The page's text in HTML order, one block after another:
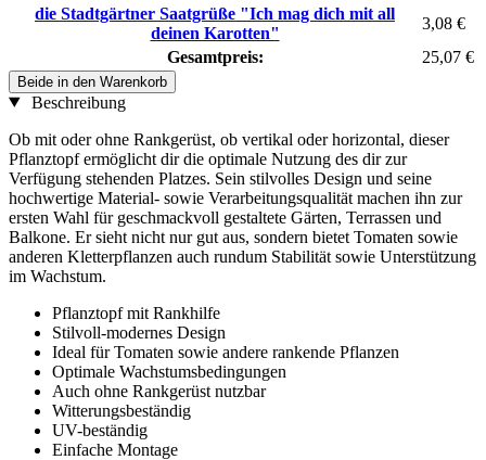
die Stadtgärtner Saatgrüße "Ich mag dich mit all
deinen Karotten"
3,08 €
Gesamtpreis:
25,07 €
Beide in den Warenkorb
Beschreibung
Ob mit oder ohne Rankgerüst, ob vertikal oder horizontal, dieser
Pflanztopf ermöglicht dir die optimale Nutzung des dir zur
Verfügung stehenden Platzes. Sein stilvolles Design und seine
hochwertige Material- sowie Verarbeitungsqualität machen ihn zur
ersten Wahl für geschmackvoll gestaltete Gärten, Terrassen und
Balkone. Er sieht nicht nur gut aus, sondern bietet Tomaten sowie
anderen Kletterpflanzen auch rundum Stabilität sowie Unterstützung
im Wachstum.
Pflanztopf mit Rankhilfe
Stilvoll-modernes Design
Ideal für Tomaten sowie andere rankende Pflanzen
Optimale Wachstumsbedingungen
Auch ohne Rankgerüst nutzbar
Witterungsbeständig
UV-beständig
Einfache Montage